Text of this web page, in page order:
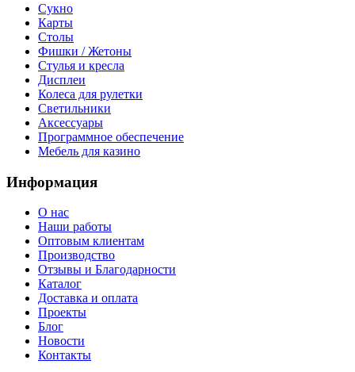
Сукно
Карты
Столы
Фишки / Жетоны
Стулья и кресла
Дисплеи
Колеса для рулетки
Светильники
Аксессуары
Программное обеспечение
Мебель для казино
Информация
О нас
Наши работы
Оптовым клиентам
Производство
Отзывы и Благодарности
Каталог
Доставка и оплата
Проекты
Блог
Новости
Контакты